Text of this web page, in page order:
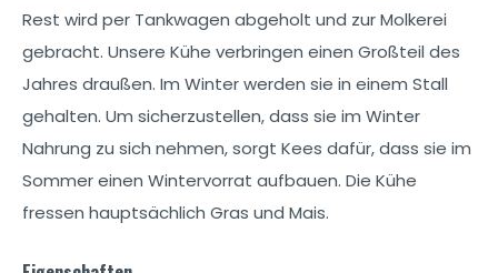
Rest wird per Tankwagen abgeholt und zur Molkerei
gebracht. Unsere Kühe verbringen einen Großteil des
Jahres draußen. Im Winter werden sie in einem Stall
gehalten. Um sicherzustellen, dass sie im Winter
Nahrung zu sich nehmen, sorgt Kees dafür, dass sie im
Sommer einen Wintervorrat aufbauen. Die Kühe
fressen hauptsächlich Gras und Mais.